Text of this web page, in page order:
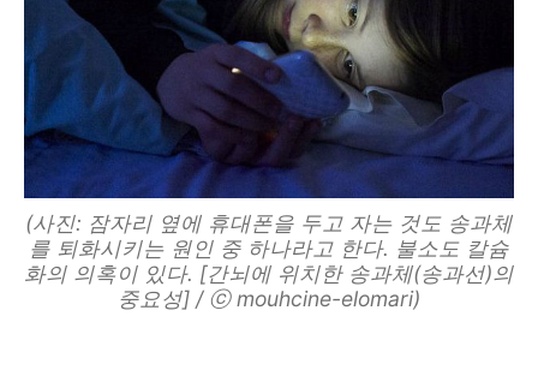
(사진: 잠자리 옆에 휴대폰을 두고 자는 것도 송과체
를 퇴화시키는 원인 중 하나라고 한다. 불소도 칼슘
화의 의혹이 있다. [간뇌에 위치한 송과체(송과선)의
중요성] / ⓒ mouhcine-elomari)